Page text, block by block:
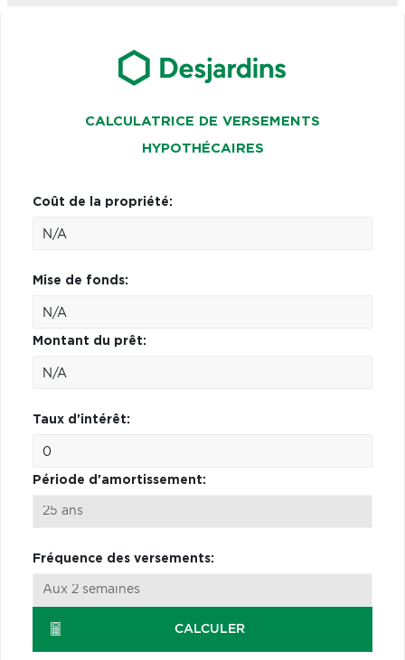
CALCULATRICE DE VERSEMENTS
HYPOTHÉCAIRES
Coût de la propriété:
Mise de fonds:
Montant du prêt:
Taux d'intérêt:
Période d'amortissement:
Fréquence des versements:
CALCULER